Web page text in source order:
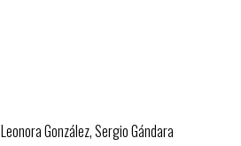
Leonora González, Sergio Gándara